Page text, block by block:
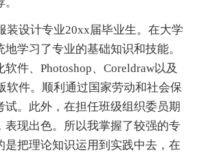
设计专业20xx届毕业生。在大学
学习了专业的基础知识和技能。
件、Photoshop、Coreldraw以及
软件。顺利通过国家劳动和社会保
试。此外，在担任班级组织委员期
表现出色。所以我掌握了较强的专
是把理论知识运用到实践中去，在